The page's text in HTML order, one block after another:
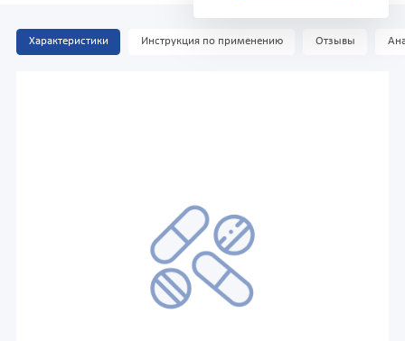
Характеристики Инструкция по применению Отзывы